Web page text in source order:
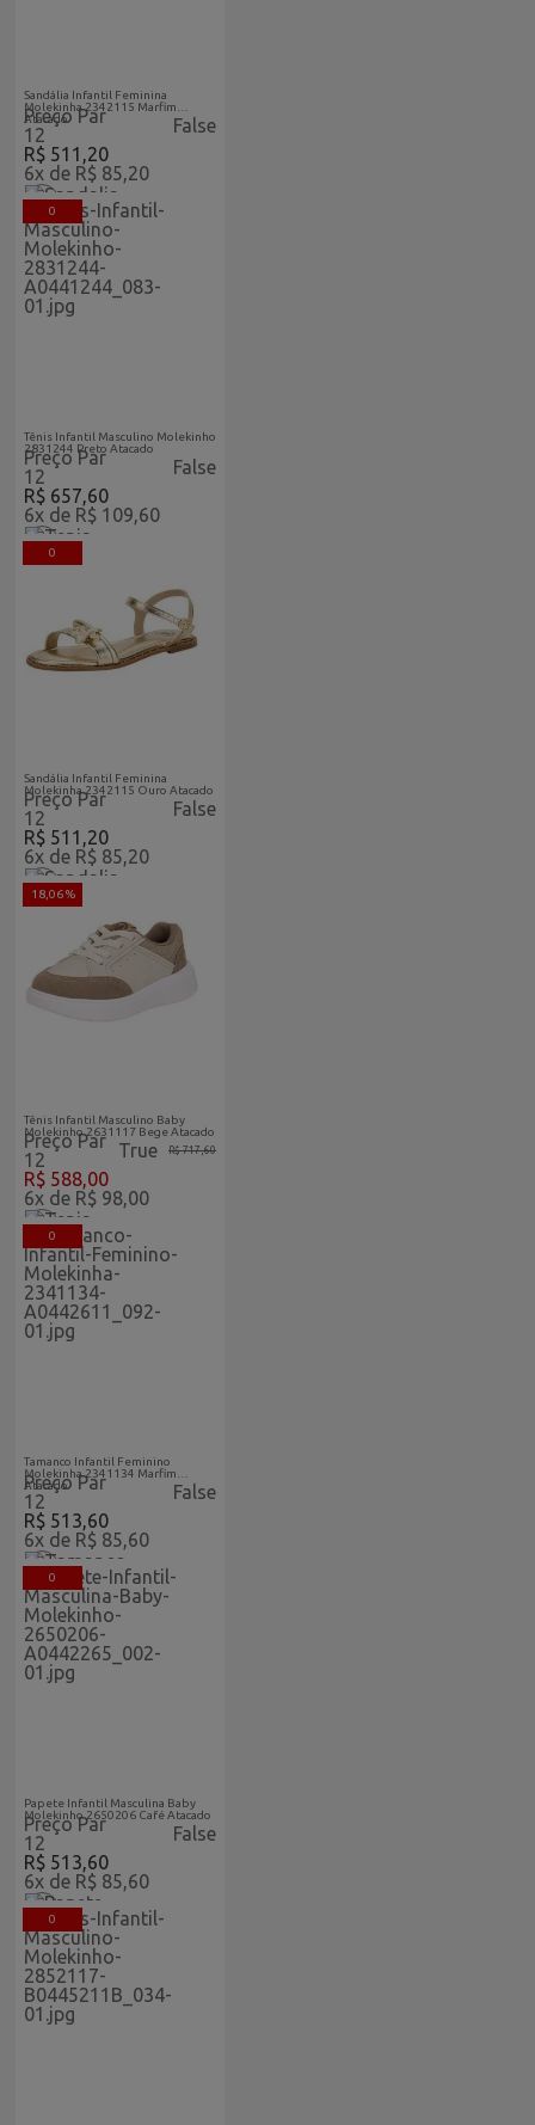
Sandália Infantil Feminina
Molekinha 2342115 Marfim
Atacado
Preço Par
12
False
R$ 511,20
6x de R$ 85,20
0
Tênis Infantil Masculino Molekinho
2831244 Preto Atacado
Preço Par
12
False
R$ 657,60
6x de R$ 109,60
0
Sandália Infantil Feminina
Molekinha 2342115 Ouro Atacado
Preço Par
12
False
R$ 511,20
6x de R$ 85,20
18,06 %
Tênis Infantil Masculino Baby
Molekinho 2631117 Bege Atacado
Preço Par
12
True R$ 717,60
R$ 588,00
6x de R$ 98,00
0
Tamanco Infantil Feminino
Molekinha 2341134 Marfim
Atacado
Preço Par
12
False
R$ 513,60
6x de R$ 85,60
0
Papete Infantil Masculina Baby
Molekinho 2650206 Café Atacado
Preço Par
12
False
R$ 513,60
6x de R$ 85,60
0